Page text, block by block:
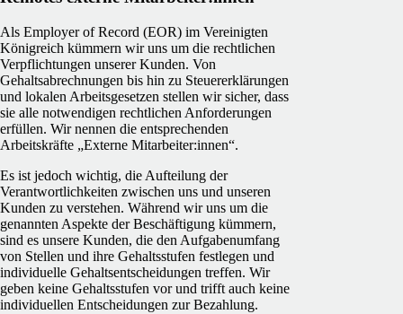
Als Employer of Record (EOR) im Vereinigten
Königreich kümmern wir uns um die rechtlichen
Verpflichtungen unserer Kunden. Von
Gehaltsabrechnungen bis hin zu Steuererklärungen
und lokalen Arbeitsgesetzen stellen wir sicher, dass
sie alle notwendigen rechtlichen Anforderungen
erfüllen. Wir nennen die entsprechenden
Arbeitskräfte „Externe Mitarbeiter:innen“.
Es ist jedoch wichtig, die Aufteilung der
Verantwortlichkeiten zwischen uns und unseren
Kunden zu verstehen. Während wir uns um die
genannten Aspekte der Beschäftigung kümmern,
sind es unsere Kunden, die den Aufgabenumfang
von Stellen und ihre Gehaltsstufen festlegen und
individuelle Gehaltsentscheidungen treffen. Wir
geben keine Gehaltsstufen vor und trifft auch keine
individuellen Entscheidungen zur Bezahlung.